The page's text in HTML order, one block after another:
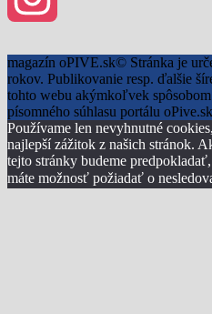
magazín oPIVE.sk© Stránka je
rokov. Publikovanie resp. ďalšie
tohto webu akýmkoľvek
písomného súhlasu portálu
Používame len nevyhnutné
najlepší zážitok z našich stránok.
tejto stránky budeme
máte možnosť požiadať o